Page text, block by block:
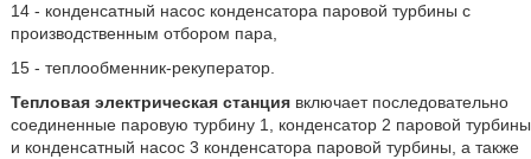
14 - конденсатный насос конденсатора паровой турбины с
производственным отбором пара,
15 - теплообменник-рекуператор.
Тепловая электрическая станциявключает последовательно
соединенные паровую турбину 1, конденсатор 2 паровой турбины
и конденсатный насос 3 конденсатора паровой турбины, а также